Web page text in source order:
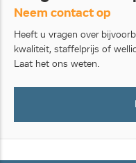
Neem contact op
Heeft u vragen over
kwaliteit, staffelprijs of
Laat het ons weten.